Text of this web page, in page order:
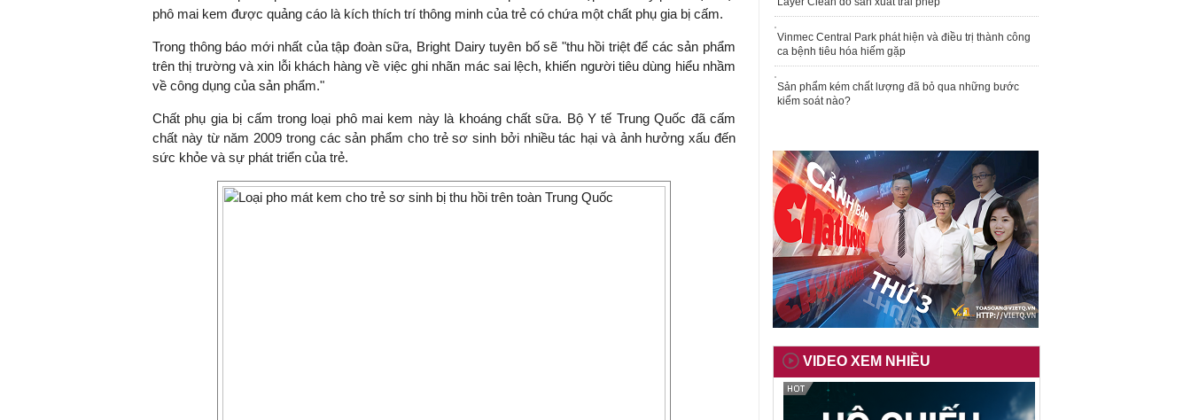
phô mai kem được quảng cáo là kích thích trí thông minh của trẻ có chứa một chất phụ gia bị cấm.
Trong thông báo mới nhất của tập đoàn sữa, Bright Dairy tuyên bố sẽ "thu hồi triệt để các sản phẩm
trên thị trường và xin lỗi khách hàng về việc ghi nhãn mác sai lệch, khiến người tiêu dùng hiểu nhầm
về công dụng của sản phẩm."
Chất phụ gia bị cấm trong loại phô mai kem này là khoáng chất sữa. Bộ Y tế Trung Quốc đã cấm
chất này từ năm 2009 trong các sản phẩm cho trẻ sơ sinh bởi nhiều tác hại và ảnh hưởng xấu đến
sức khỏe và sự phát triển của trẻ.
Vinmec Central Park phát hiện và điều trị thành công
ca bệnh tiêu hóa hiếm gặp
Sản phẩm kém chất lượng đã bỏ qua những bước
kiểm soát nào?
VIDEO XEM NHIỀU